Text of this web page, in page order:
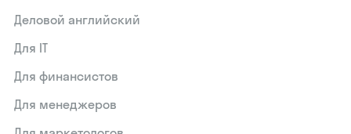
Деловой английский
Для IT
Для финансистов
Для менеджеров